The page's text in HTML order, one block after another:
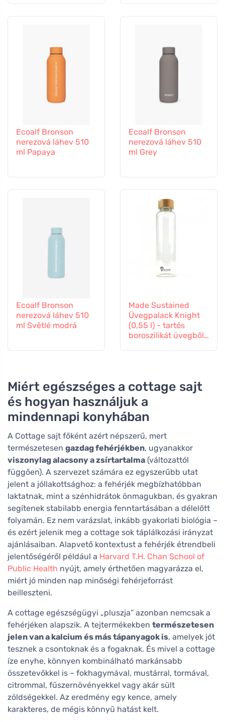
Ecoalf Bronson
nerezová láhev 510
ml Papaya
Ecoalf Bronson
nerezová láhev 510
ml Grey
Ecoalf Bronson
nerezová láhev 510
ml Světlé modrá
Made Sustained
Üvegpalack Knight
(0,55 l) - tartós
boroszilikát üvegből
Miért egészséges a cottage sajt
és hogyan használjuk a
mindennapi konyhában
A Cottage sajt főként azért népszerű, mert
természetesen gazdag fehérjékben, ugyanakkor
viszonylag alacsony a zsírtartalma (változattól
függően). A szervezet számára ez egyszerűbb utat
jelent a jóllakottsághoz: a fehérjék megbízhatóbban
laktatnak, mint a szénhidrátok önmagukban, és gyakran
segítenek stabilabb energia fenntartásában a délelőtt
folyamán. Ez nem varázslat, inkább gyakorlati biológia –
és ezért jelenik meg a cottage sok táplálkozási irányzat
ajánlásaiban. Alapvető kontextust a fehérjék étrendbeli
jelentőségéről például a Harvard T.H. Chan School of
Public Health nyújt, amely érthetően magyarázza el,
miért jó minden nap minőségi fehérjeforrást
beilleszteni.
A cottage egészségügyi „pluszja” azonban nemcsak a
fehérjéken alapszik. A tejtermékekben természetesen
jelen van a kalcium és más tápanyagok is, amelyek jót
tesznek a csontoknak és a fogaknak. És mivel a cottage
íze enyhe, könnyen kombinálható markánsabb
összetevőkkel is – fokhagymával, mustárral, tormával,
citrommal, fűszernövényekkel vagy akár sült
zöldségekkel. Az eredmény egy kence, amely
karakteres, de mégis könnyű hatást kelt.